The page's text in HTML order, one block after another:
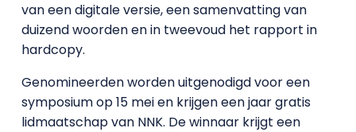
van een digitale versie, een samenvatting van
duizend woorden en in tweevoud het rapport in
hardcopy.
Genomineerden worden uitgenodigd voor een
symposium op 15 mei en krijgen een jaar gratis
lidmaatschap van NNK. De winnaar krijgt een